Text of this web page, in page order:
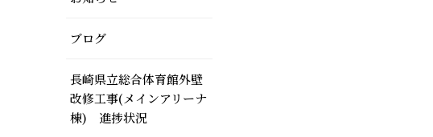
ブログ
長崎県立総合体育館外壁
改修工事(メインアリーナ
棟) 進捗状況